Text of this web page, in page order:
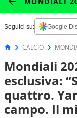
Seguici su: Google
CALCIO
Mondiali
esclusiva:
quattro.
campo. Il